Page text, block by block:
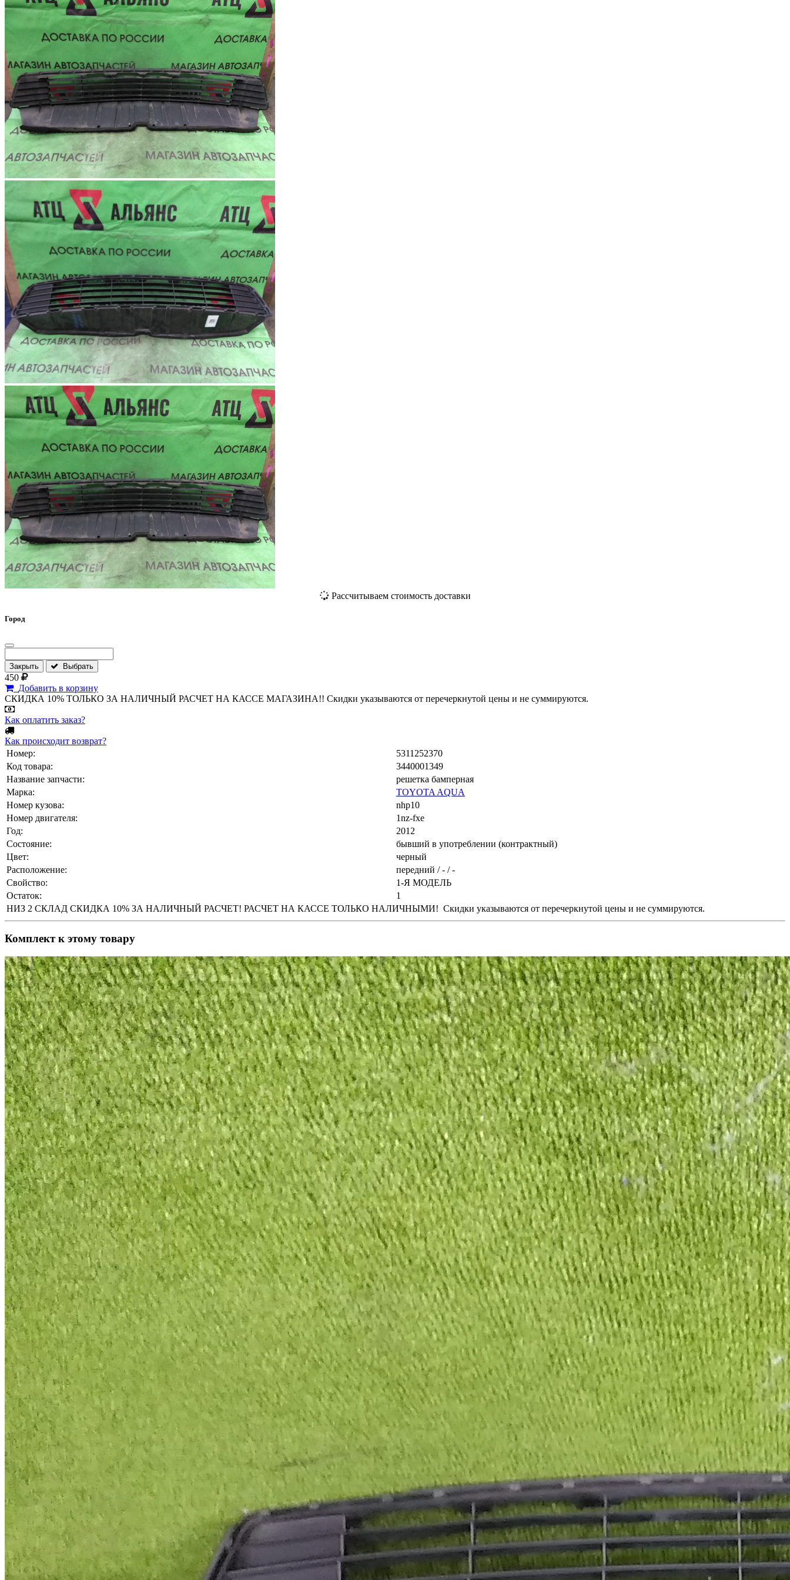
Рассчитываем стоимость доставки
Город
Закрыть Выбрать
450
Добавить в корзину
СКИДКА 10% ТОЛЬКО ЗА НАЛИЧНЫЙ РАСЧЕТ НА КАССЕ МАГАЗИНА!! Скидки указываются от перечеркнутой цены и не суммируются.
Как оплатить заказ?
Как происходит возврат?
Номер:
5311252370
Код товара:
3440001349
Название запчасти:
решетка бамперная
Марка:
TOYOTA AQUA
Номер кузова:
nhp10
Номер двигателя:
1nz-fxe
Год:
2012
Состояние:
бывший в употреблении (контрактный)
Цвет:
черный
Расположение:
передний / - / -
Свойство:
1-Я МОДЕЛЬ
Остаток:
1
НИЗ 2 СКЛАД СКИДКА 10% ЗА НАЛИЧНЫЙ РАСЧЕТ! РАСЧЕТ НА КАССЕ ТОЛЬКО НАЛИЧНЫМИ! Скидки указываются от перечеркнутой цены и не суммируются.
Комплект к этому товару